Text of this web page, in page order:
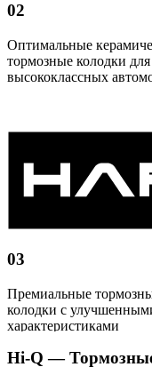
02
Оптимальные
тормозные колодки для
высококлассных
03
Премиальные
колодки с
характеристиками
Hi-Q —